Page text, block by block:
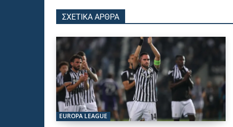
ΣΧΕΤΙΚΑ ΑΡΘΡΑ
EUROPA LEAGUE